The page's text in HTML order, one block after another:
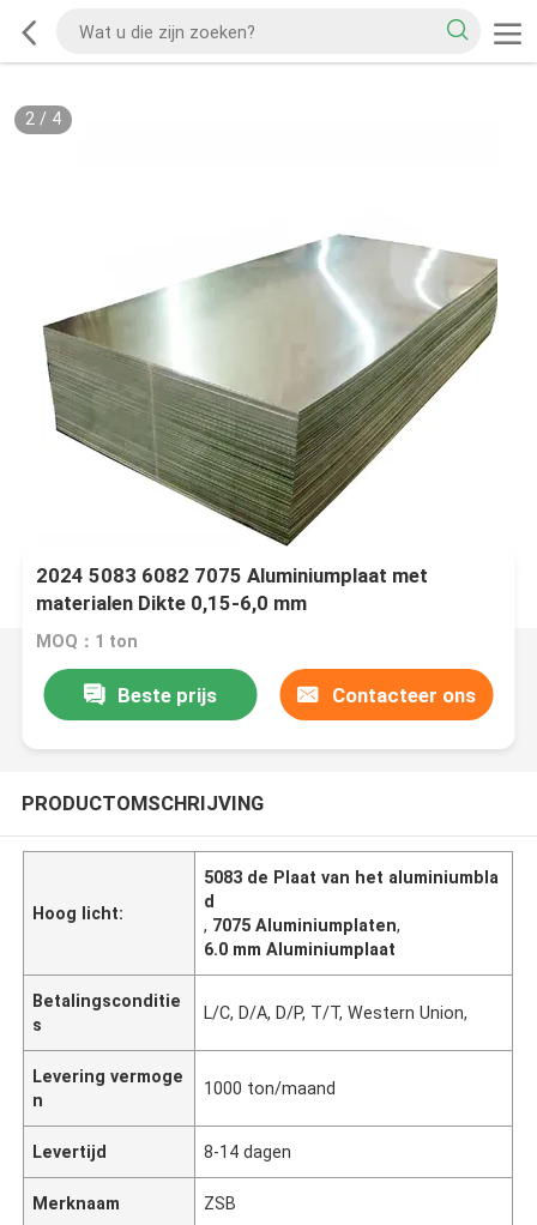
2/ 4
2024 5083 6082 7075 Aluminiumplaat met
materialen Dikte 0,15-6,0 mm
MOQ：1 ton
Beste prijs Contacteer ons
PRODUCTOMSCHRIJVING
Hoog licht:
5083 de Plaat van het aluminiumbla
d
, 7075 Aluminiumplaten,
6.0 mm Aluminiumplaat
Betalingsconditie
s
L/C, D/A, D/P, T/T, Western Union,
Levering vermoge
n
1000 ton/maand
Levertijd 8-14 dagen
Merknaam ZSB